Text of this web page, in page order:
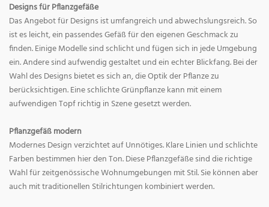
Designs für Pflanzgefäße
Das Angebot für Designs ist umfangreich und abwechslungsreich. So
ist es leicht, ein passendes Gefäß für den eigenen Geschmack zu
finden. Einige Modelle sind schlicht und fügen sich in jede Umgebung
ein. Andere sind aufwendig gestaltet und ein echter Blickfang. Bei der
Wahl des Designs bietet es sich an, die Optik der Pflanze zu
berücksichtigen. Eine schlichte Grünpflanze kann mit einem
aufwendigen Topf richtig in Szene gesetzt werden.
Pflanzgefäß modern
Modernes Design verzichtet auf Unnötiges. Klare Linien und schlichte
Farben bestimmen hier den Ton. Diese Pflanzgefäße sind die richtige
Wahl für zeitgenössische Wohnumgebungen mit Stil. Sie können aber
auch mit traditionellen Stilrichtungen kombiniert werden.